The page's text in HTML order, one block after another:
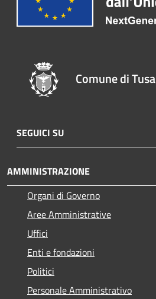
Comune di Tusa
SEGUICI SU
AMMINISTRAZIONE
Organi di Governo
Aree Amministrative
Uffici
Enti e fondazioni
Politici
Personale Amministrativo